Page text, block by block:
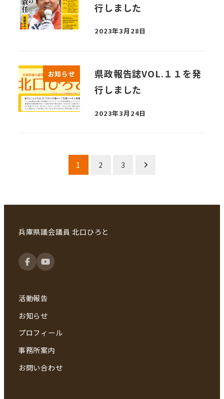
行しました
2023年3月28日
お知らせ
県政報告誌VOL.１１を発
行しました
2023年3月24日
の
ペ
ジ
り
1 2 3
兵庫県議会議員 北口ひろと
活動報告
お知らせ
プロフィール
事務所案内
お問い合わせ